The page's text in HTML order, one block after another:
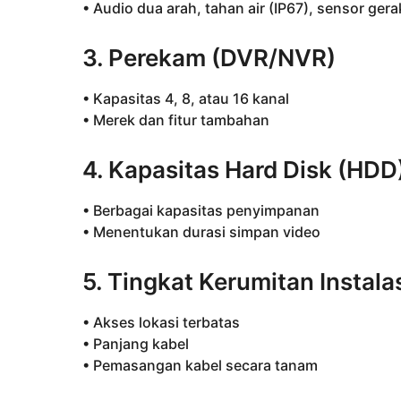
• Audio dua arah, tahan air (IP67), sensor
3. Perekam (DVR/NVR)
• Kapasitas 4, 8, atau 16 kanal
• Merek dan fitur tambahan
4. Kapasitas Hard Disk
• Berbagai kapasitas penyimpanan
• Menentukan durasi simpan video
5. Tingkat Kerumitan
• Akses lokasi terbatas
• Panjang kabel
• Pemasangan kabel secara tanam